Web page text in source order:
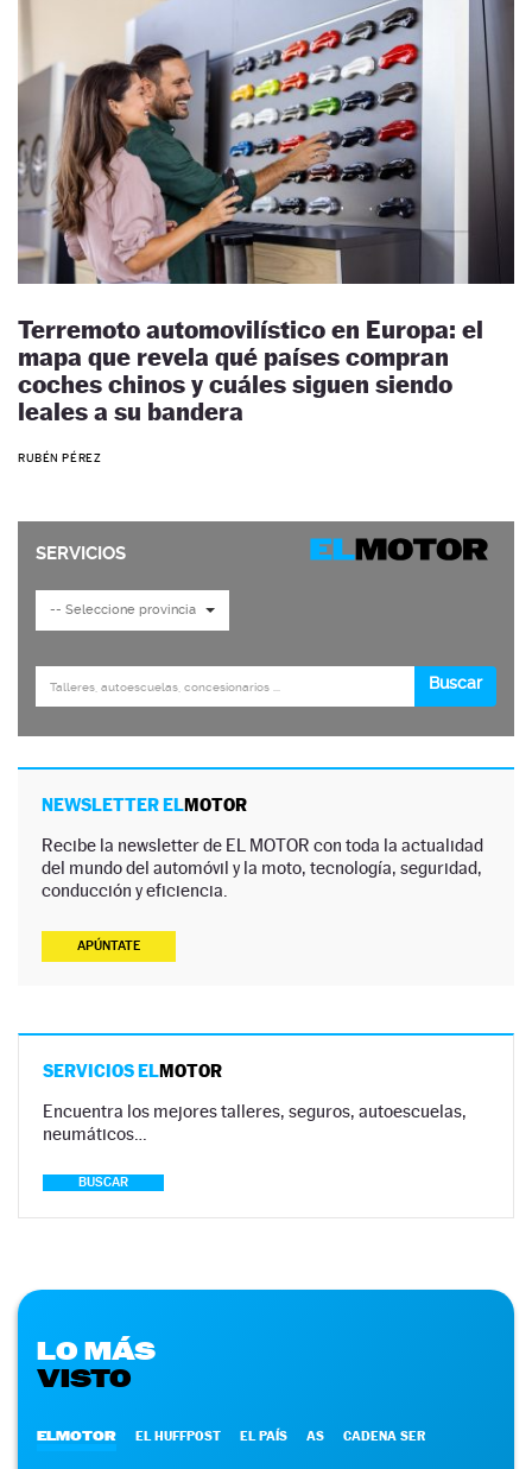
Terremoto automovilístico en Europa: el
mapa que revela qué países compran
coches chinos y cuáles siguen siendo
leales a su bandera
RUBÉN PÉREZ
NEWSLETTER ELMOTOR
Recibe la newsletter de EL MOTOR con toda la actualidad
del mundo del automóvil y la moto, tecnología, seguridad,
conducción y eficiencia.
APÚNTATE
SERVICIOS ELMOTOR
Encuentra los mejores talleres, seguros, autoescuelas,
neumáticos…
BUSCAR
LO MÁS
VISTO
ELMOTOR EL HUFFPOST EL PAÍS AS CADENA SER